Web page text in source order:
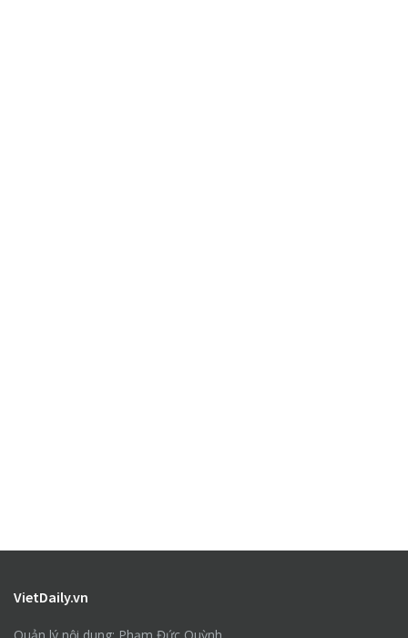
VietDaily.vn